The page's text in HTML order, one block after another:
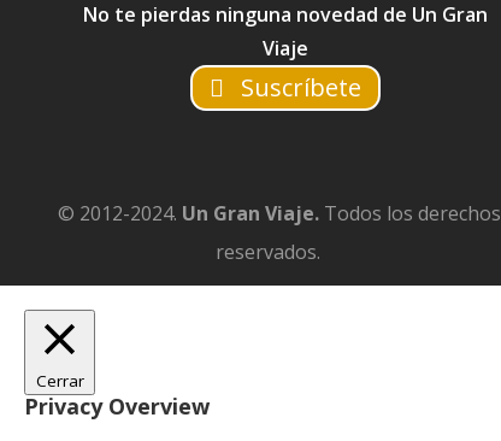
No te pierdas ninguna novedad de Un Gran
Viaje
Suscríbete
© 2012-2024. Un Gran Viaje. Todos los derechos
reservados.
Cerrar
Privacy Overview